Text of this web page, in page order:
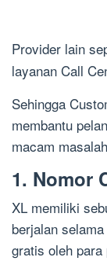
Provider lain
layanan Call
Sehingga
membantu
macam
1. Nomor
XL memiliki
berjalan
gratis oleh para